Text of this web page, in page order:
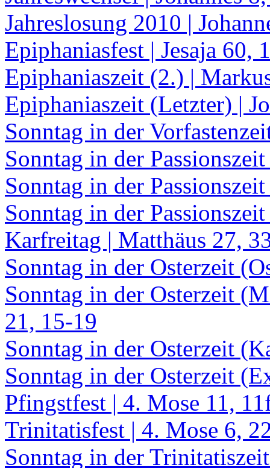
Jahreslosung 2010 |
Epiphaniasfest | Jesaja 60,
Epiphaniaszeit (2.) |
Epiphaniaszeit (Letzter) |
Sonntag in der
Sonntag in der
Sonntag in der
Sonntag in der
Karfreitag | Matthäus 27,
Sonntag in der Osterzeit
Sonntag in der Osterzeit
21, 15-19
Sonntag in der Osterzeit
Sonntag in der Osterzeit
Pfingstfest | 4. Mose 11,
Trinitatisfest | 4. Mose 6,
Sonntag in der